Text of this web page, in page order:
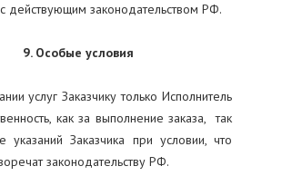
с действующим законодательством РФ.
9. Особые условия
услуг Заказчику только Исполнитель
как за выполнение заказа, так
указаний Заказчика при условии, что
законодательству РФ.